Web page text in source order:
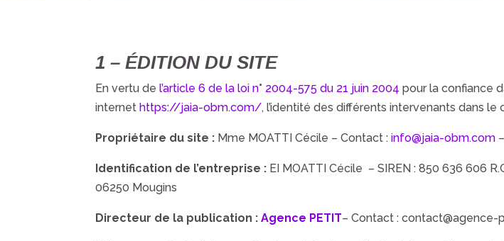
1 – ÉDITION DU SITE
En vertu de l’article 6 de la loi n° 2004-575 du 21 juin 2004 pour la confiance
internet https://jaia-obm.com/,l’identité des différents intervenants dans le
Propriétaire du site : Mme MOATTI Cécile – Contact : info@jaia-obm.com
Identification de l’entreprise : EI MOATTI Cécile – SIREN : 850 636 606
06250 Mougins
Directeur de la publication : Agence PETIT– Contact : contact@agence-